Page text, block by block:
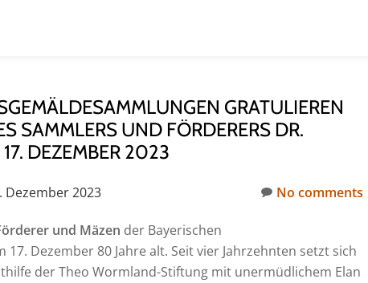
GRATULIEREN
SAMMLERS UND FÖRDERERS DR.
DEZEMBER 2023
Dezember 2023 No comments
und Mäzen der Bayerischen
Dezember 80 Jahre alt. Seit vier Jahrzehnten setzt sich
der Theo Wormland-Stiftung mit unermüdlichem Elan